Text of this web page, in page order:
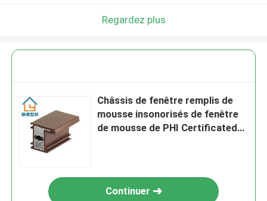
Regardez plus
Châssis de fenêtre remplis de
mousse insonorisés de fenêtre
de mousse de PHI Certificated
Continuer